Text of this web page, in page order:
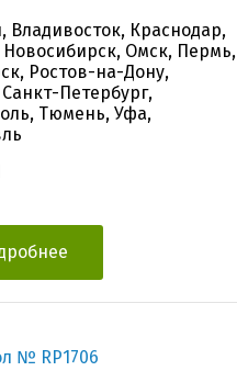
Владивосток, Краснодар,
Омск, Пермь,
Ростов-на-Дону,
Петербург,
Тюмень, Уфа,
№ RP1706